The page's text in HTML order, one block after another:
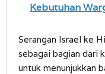
Kebutuhan
Serangan Israel ke
sebagai bagian dari
untuk menunjukkan